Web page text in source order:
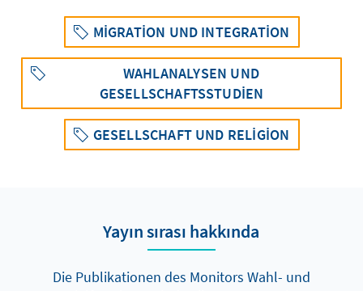
MIGRATION UND INTEGRATION
WAHLANALYSEN UND
GESELLSCHAFTSSTUDIEN
GESELLSCHAFT UND RELIGION
Yayın sırası hakkında
Die Publikationen des Monitors Wahl- und